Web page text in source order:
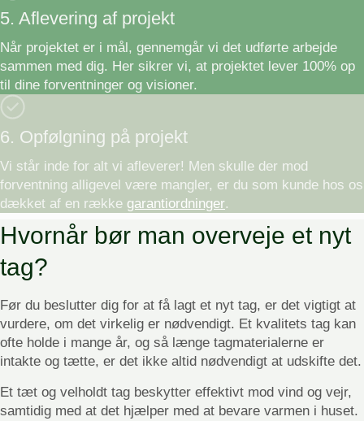
5. Aflevering af projekt
Når projektet er i mål, gennemgår vi det udførte arbejde
sammen med dig. Her sikrer vi, at projektet lever 100% op
til dine forventninger og visioner.
6. Opfølgning på projekt
Vi står inde for alt vi afleverer! Men skulle der mod
forventning alligevel være mangler, er du som kunde hos os
dækket af en række garantiordninger.
Hvornår bør man overveje et nyt
tag?
Før du beslutter dig for at få lagt et nyt tag, er det vigtigt at
vurdere, om det virkelig er nødvendigt. Et kvalitets tag kan
ofte holde i mange år, og så længe tagmaterialerne er
intakte og tætte, er det ikke altid nødvendigt at udskifte det.
Et tæt og velholdt tag beskytter effektivt mod vind og vejr,
samtidig med at det hjælper med at bevare varmen i huset.